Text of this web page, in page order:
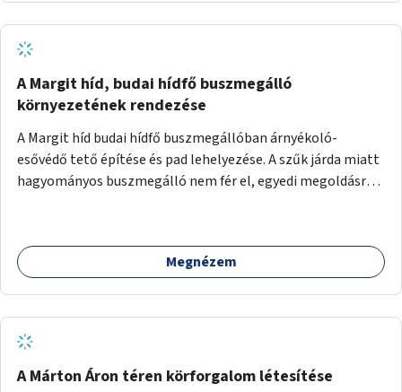
A Margit híd, budai hídfő buszmegálló
környezetének rendezése
A Margit híd budai hídfő buszmegállóban árnyékoló-
esővédő tető építése és pad lehelyezése. A szűk járda miatt
hagyományos buszmegálló nem fér el, egyedi megoldásra
Megnézem
A Márton Áron téren körforgalom létesítése